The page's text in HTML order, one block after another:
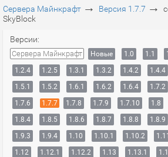
Сервера Майнкрафт → Версия 1.7.7 →
SkyBlock
Версии:
Сервера Майнкрафт Новые 1.0 1.1
1.2.4
1.2.5 1.3.1 1.3.2 1.4.2 1.4.4
1.5.1
1.5.2 1.6.1 1.6.2 1.6.4 1.7.2
1.7.6
1.7.7 1.7.8 1.7.9 1.7.10 1.8
1.8.4
1.8.5 1.8.6 1.8.7 1.8.8 1.8.9
1.9.3
1.9.4 1.10 1.10.1 1.10.2 1.11
1.12
1.12.1 1.12.2 1.13 1.13.1